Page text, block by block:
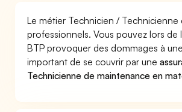
Le métier Technicien /
professionnels. Vous pouvez lors
BTP provoquer des dommages à
important de se couvrir par une
Technicienne de maintenance en